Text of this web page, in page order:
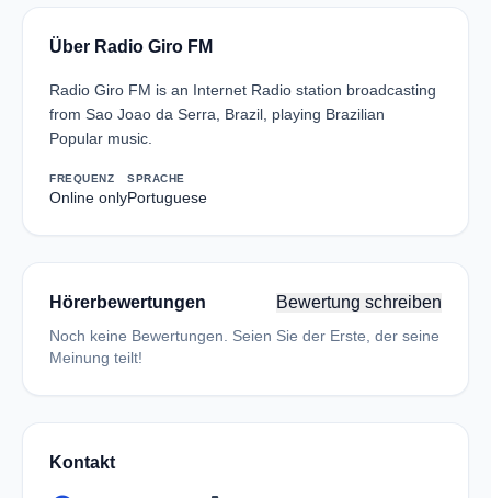
Über Radio Giro FM
Radio Giro FM is an Internet Radio station broadcasting
from Sao Joao da Serra, Brazil, playing Brazilian
Popular music.
FREQUENZ
Online only
SPRACHE
Portuguese
Hörerbewertungen Bewertung schreiben
Noch keine Bewertungen. Seien Sie der Erste, der seine
Meinung teilt!
Kontakt